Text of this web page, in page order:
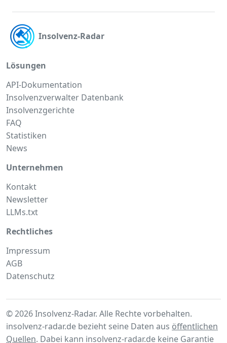
Insolvenz-Radar
Lösungen
API-Dokumentation
Insolvenzverwalter Datenbank
Insolvenzgerichte
FAQ
Statistiken
News
Unternehmen
Kontakt
Newsletter
LLMs.txt
Rechtliches
Impressum
AGB
Datenschutz
© 2026 Insolvenz-Radar. Alle Rechte vorbehalten.
insolvenz-radar.de bezieht seine Daten aus öffentlichen
Quellen. Dabei kann insolvenz-radar.de keine Garantie